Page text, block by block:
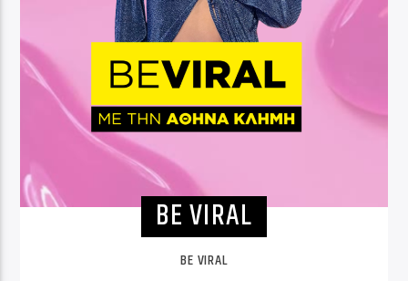
BE VIRAL
BE VIRAL